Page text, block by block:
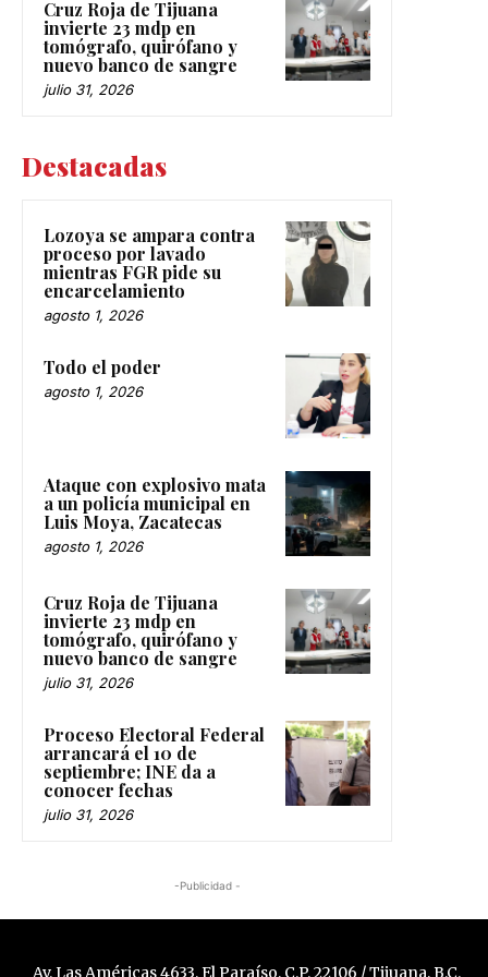
Cruz Roja de Tijuana
invierte 23 mdp en
tomógrafo, quirófano y
nuevo banco de sangre
julio 31, 2026
Destacadas
Lozoya se ampara contra
proceso por lavado
mientras FGR pide su
encarcelamiento
agosto 1, 2026
Todo el poder
agosto 1, 2026
Ataque con explosivo mata
a un policía municipal en
Luis Moya, Zacatecas
agosto 1, 2026
Cruz Roja de Tijuana
invierte 23 mdp en
tomógrafo, quirófano y
nuevo banco de sangre
julio 31, 2026
Proceso Electoral Federal
arrancará el 10 de
septiembre; INE da a
conocer fechas
julio 31, 2026
-Publicidad -
Av. Las Américas 4633, El Paraíso, C.P. 22106 / Tijuana, B.C.